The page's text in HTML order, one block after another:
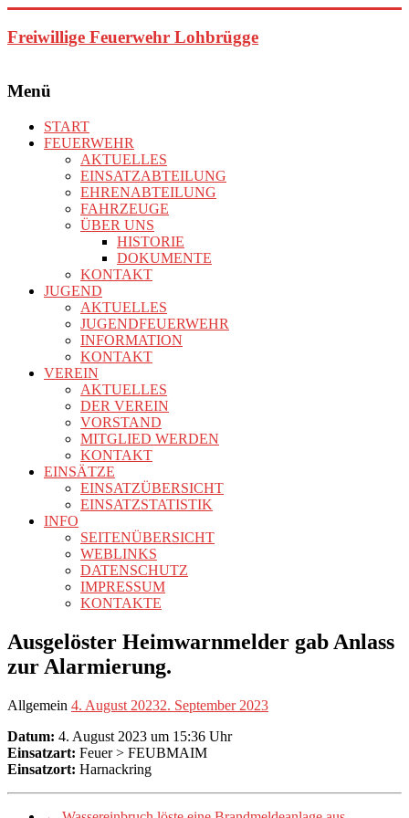
Inhalt
springen
Freiwillige Feuerwehr Lohbrügge
Menü
START
FEUERWEHR
AKTUELLES
EINSATZABTEILUNG
EHRENABTEILUNG
FAHRZEUGE
ÜBER UNS
HISTORIE
DOKUMENTE
KONTAKT
JUGEND
AKTUELLES
JUGENDFEUERWEHR
INFORMATION
KONTAKT
VEREIN
AKTUELLES
DER VEREIN
VORSTAND
MITGLIED WERDEN
KONTAKT
EINSÄTZE
EINSATZÜBERSICHT
EINSATZSTATISTIK
INFO
SEITENÜBERSICHT
WEBLINKS
DATENSCHUTZ
IMPRESSUM
KONTAKTE
Ausgelöster Heimwarnmelder gab Anlass
zur Alarmierung.
Allgemein 4. August 20232. September 2023
Datum: 4. August 2023 um 15:36 Uhr
Einsatzart: Feuer > FEUBMAIM
Einsatzort: Harnackring